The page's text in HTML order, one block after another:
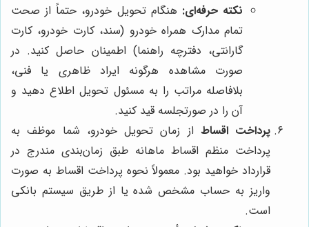
نکته حرفه‌ای: هنگام تحویل خودرو، حتماً از صحت
تمام مدارک همراه خودرو (سند، کارت خودرو، کارت
گارانتی، دفترچه راهنما) اطمینان حاصل کنید. در
صورت مشاهده هرگونه ایراد ظاهری یا فنی،
بلافاصله مراتب را به مسئول تحویل اطلاع دهید و
آن را در صورتجلسه قید کنید.
پرداخت اقساط از زمان تحویل خودرو، شما موظف به
پرداخت منظم اقساط ماهانه طبق زمان‌بندی مندرج در
قرارداد خواهید بود. معمولاً نحوه پرداخت اقساط به صورت
واریز به حساب مشخص شده یا از طریق سیستم بانکی
است.